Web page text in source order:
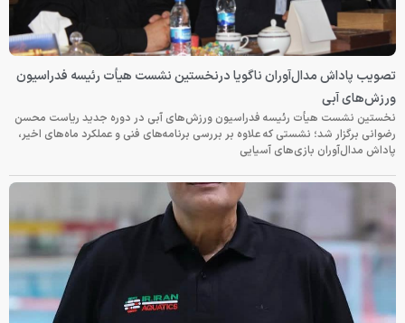
تصویب پاداش مدال‌آوران ناگویا درنخستین نشست هیأت رئیسه فدراسیون
ورزش‌های آبی
نخستین نشست هیأت رئیسه فدراسیون ورزش‌های آبی در دوره جدید ریاست محسن
رضوانی برگزار شد؛ نشستی که علاوه بر بررسی برنامه‌های فنی و عملکرد ماه‌های اخیر،
پاداش مدال‌آوران بازی‌های آسیایی